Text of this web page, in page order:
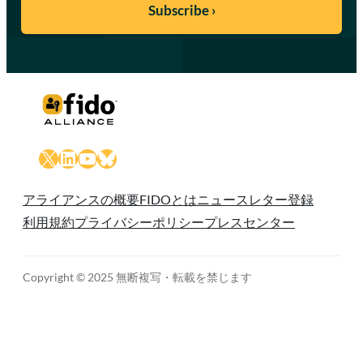
X LinkedIn
YouTube
Bluesky
アライアンスの概要FIDOとは ニュースレター登録
利用規約プライバシーポリシープレスセンター
Copyright © 2025 無断複写・転載を禁じます